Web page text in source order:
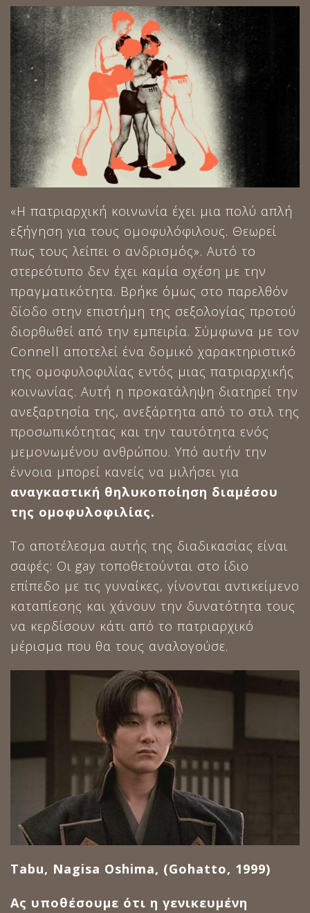
«Η πατριαρχική κοινωνία έχει μια πολύ απλή
εξήγηση για τους ομοφυλόφιλους. Θεωρεί
πως τους λείπει ο ανδρισμός». Αυτό το
στερεότυπο δεν έχει καμία σχέση με την
πραγματικότητα. Βρήκε όμως στο παρελθόν
δίοδο στην επιστήμη της σεξολογίας προτού
διορθωθεί από την εμπειρία. Σύμφωνα με τον
Connell αποτελεί ένα δομικό χαρακτηριστικό
της ομοφυλοφιλίας εντός μιας πατριαρχικής
κοινωνίας. Αυτή η προκατάληψη διατηρεί την
ανεξαρτησία της, ανεξάρτητα από το στιλ της
προσωπικότητας και την ταυτότητα ενός
μεμονωμένου ανθρώπου. Υπό αυτήν την
έννοια μπορεί κανείς να μιλήσει για
αναγκαστική θηλυκοποίηση διαμέσου
της ομοφυλοφιλίας.
Το αποτέλεσμα αυτής της διαδικασίας είναι
σαφές: Οι gay τοποθετούνται στο ίδιο
επίπεδο με τις γυναίκες, γίνονται αντικείμενο
καταπίεσης και χάνουν την δυνατότητα τους
να κερδίσουν κάτι από τo πατριαρχικό
μέρισμα που θα τους αναλογούσε.
Tabu, Nagisa Oshima, (Gohatto, 1999)
Ας υποθέσουμε ότι η γενικευμένη